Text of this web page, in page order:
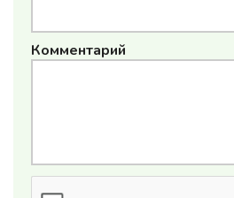
Комментарий